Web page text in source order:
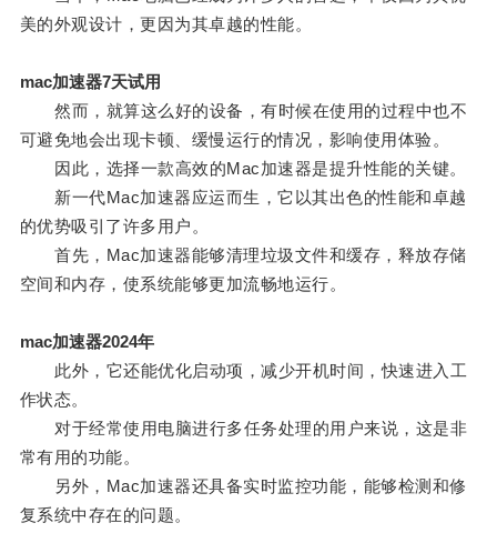
美的外观设计，更因为其卓越的性能。
mac加速器7天试用
然而，就算这么好的设备，有时候在使用的过程中也不
可避免地会出现卡顿、缓慢运行的情况，影响使用体验。
因此，选择一款高效的Mac加速器是提升性能的关键。
新一代Mac加速器应运而生，它以其出色的性能和卓越
的优势吸引了许多用户。
首先，Mac加速器能够清理垃圾文件和缓存，释放存储
空间和内存，使系统能够更加流畅地运行。
mac加速器2024年
此外，它还能优化启动项，减少开机时间，快速进入工
作状态。
对于经常使用电脑进行多任务处理的用户来说，这是非
常有用的功能。
另外，Mac加速器还具备实时监控功能，能够检测和修
复系统中存在的问题。